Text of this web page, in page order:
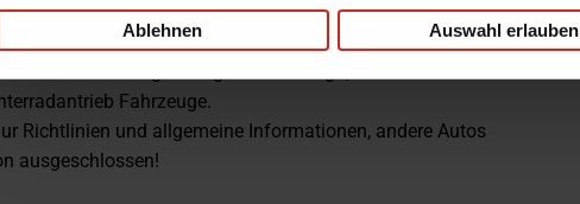
Ablehnen Auswahl erlauben
robust, hat aber einige witzige Details in der Felge und
im Gelnde stand. Verkauft einzeln, sondern auch
mit breiteren Felgen im gleichen Design, wodurch ein
Fahrzeuge.
Richtlinien und allgemeine Informationen, andere Autos
ausgeschlossen!